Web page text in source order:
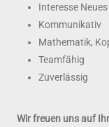
Interesse
Kommunikativ
Mathematik,
Teamfähig
Zuverlässig
Wir freuen uns auf